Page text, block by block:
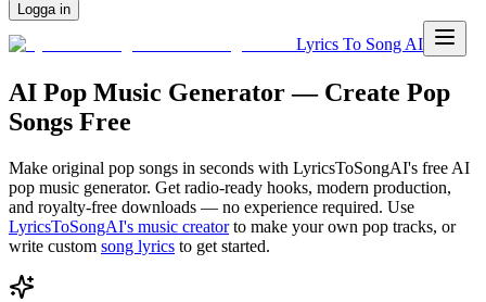
Logga in
Lyrics To Song AI
AI Pop Music Generator — Create Pop
Songs Free
Make original pop songs in seconds with LyricsToSongAI's free AI
pop music generator. Get radio-ready hooks, modern production,
and royalty-free downloads — no experience required. Use
LyricsToSongAI's music creatorto make your own pop tracks, or
write custom song lyrics to get started.